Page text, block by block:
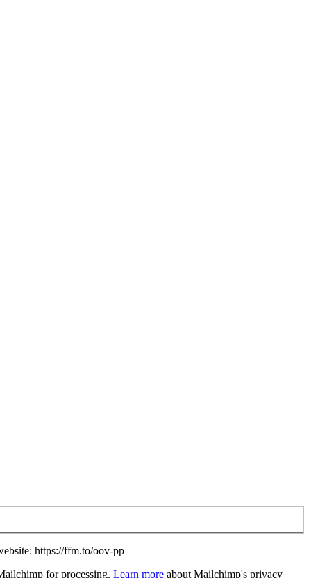
https://ffm.to/oov-pp
for processing. Learn more about Mailchimp's privacy